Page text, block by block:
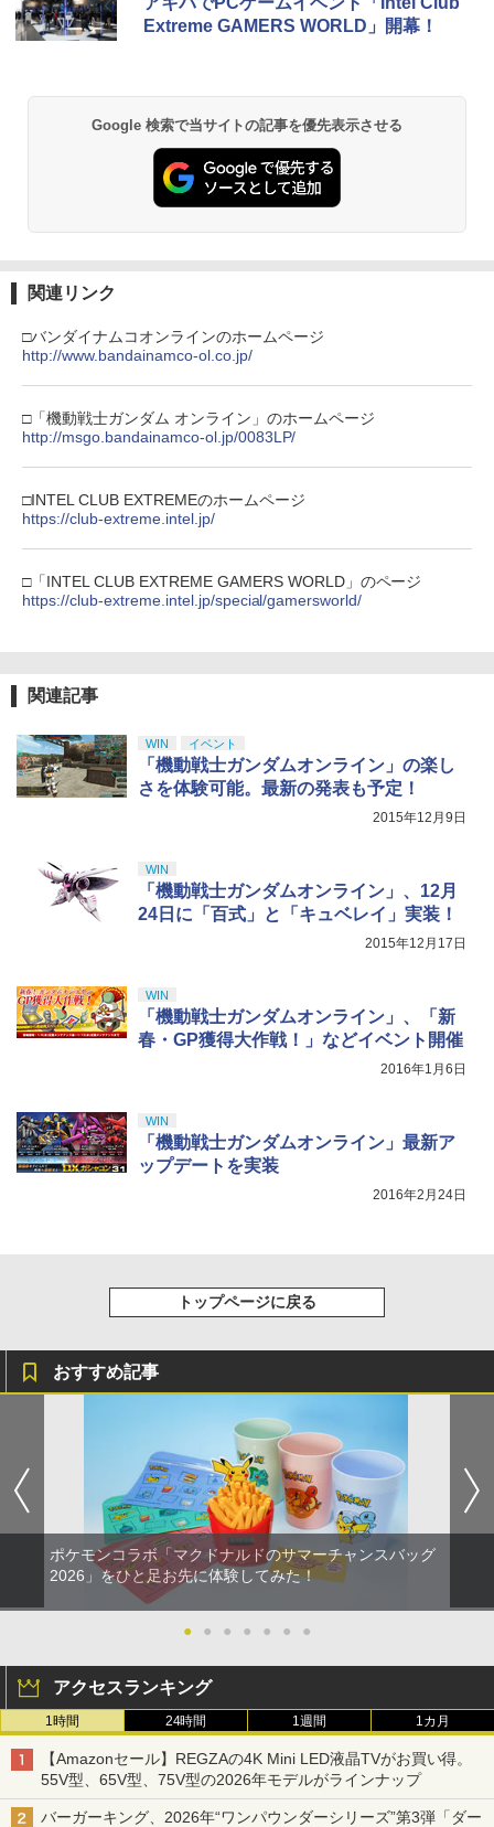
「多聞くん今どっち!?」3【Blu-ray】 [
4
『映画 ラブライブ！蓮ノ空女学院スクー
￥8,580
5
【楽天ブックス限定連動購入特典+楽天
ブックス限定先着特典+他】ゴールデン
カムイ 第十五巻(初回限定版)【Blu-ra
製サイン入り複製原画セット+原作者・
野田サトル描き下ろし最終章OP／ED絵
2 スプラトゥーン レイダース -Switch2
￥6,455
ンラインコード版
￥5,000
￥55,000
Beast of Reincarnation -PS5 【特典】
プロダクトコード 封入
￥7,286
トローラー ミッドナイト ブラック(CFI-
ZCT2J01)
￥10,737
【純正品】DualSense ワイヤレスコン
￥10,737
ルコード 【旧 Xbox ギフトカード】 [オ
ンラインコード]
￥5,000
【純正品】Xbox ワイヤレス コントロー
￥2,618
【純正品】Xbox ワイヤレス コントロー
ラー (カーボンブラック)
￥8,020
カー特典:【坤と離】二振りの剣、十翼よ
り来たる！スタジオ描き下ろしイラスト
￥10,780
劇場版「鬼滅の刃」無限城編 第一章 猗
窩座再来 通常版 [Blu-ray]
￥3,964
3
劇場版「鬼滅の刃」無限城編 第一章 猗
窩座再来 通常版 [DVD]
￥3,523
窩座再来 完全生産限定版 [Blu-ray]
￥8,698
￥9,900
Extreme GAMERS WORLD」開幕！
Google 検索で当サイトの記事を優先表示させる
関連リンク
□バンダイナムコオンラインのホームページ
http://www.bandainamco-ol.co.jp/
□「機動戦士ガンダム オンライン」のホームページ
http://msgo.bandainamco-ol.jp/0083LP/
□INTEL CLUB EXTREMEのホームページ
https://club-extreme.intel.jp/
□「INTEL CLUB EXTREME GAMERS WORLD」のページ
https://club-extreme.intel.jp/special/gamersworld/
関連記事
WIN イベント
「機動戦士ガンダムオンライン」の楽し
さを体験可能。最新の発表も予定！
2015年12月9日
WIN
「機動戦士ガンダムオンライン」、12月
24日に「百式」と「キュベレイ」実装！
2015年12月17日
WIN
「機動戦士ガンダムオンライン」、「新
春・GP獲得大作戦！」などイベント開催
2016年1月6日
WIN
「機動戦士ガンダムオンライン」最新ア
ップデートを実装
2016年2月24日
トップページに戻る
おすすめ記事
ポケモンコラボ「マクドナルドのサマーチャンスバッグ
2026」をひと足お先に体験してみた！
● ● ● ● ● ● ●
アクセスランキング
1時間 24時間 1週間 1カ月
【Amazonセール】REGZAの4K Mini LED液晶TVがお買い得。
55V型、65V型、75V型の2026年モデルがラインナップ
バーガーキング、2026年“ワンパウンダーシリーズ”第3弾「ダー